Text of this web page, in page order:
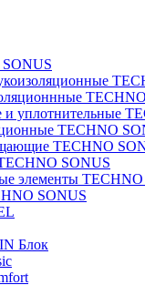
уплотнительные
TECHNO
TECHNO
SONUS
элементы TECHNO
SONUS
Блок